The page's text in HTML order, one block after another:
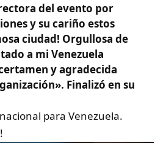
del evento por
y su cariño estos
ciudad! Orgullosa de
a mi Venezuela
y agradecida
Finalizó en su
para Venezuela.